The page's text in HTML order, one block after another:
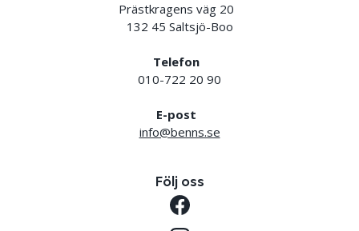
Prästkragens väg 20
132 45 Saltsjö-Boo
Telefon
010-722 20 90
E-post
info@benns.se
Följ oss